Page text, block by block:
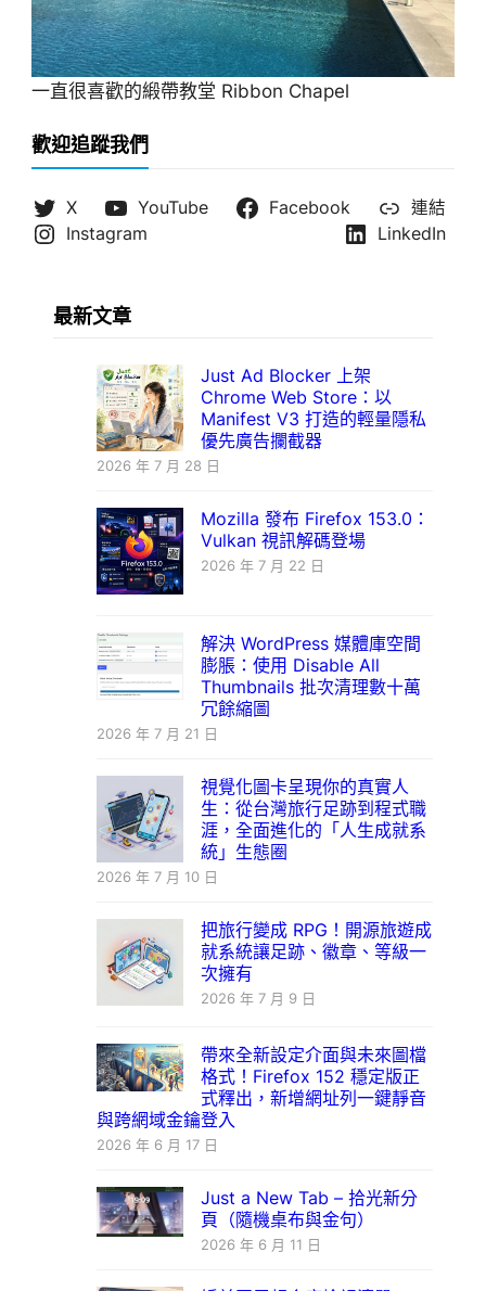
一直很喜歡的緞帶教堂 Ribbon Chapel
歡迎追蹤我們
X YouTube Facebook
連結
Instagram
LinkedIn
最新文章
Just Ad Blocker 上架
Chrome Web Store：以
Manifest V3 打造的輕量隱私
優先廣告攔截器
2026 年 7 月 28 日
Mozilla 發布 Firefox 153.0：
Vulkan 視訊解碼登場
2026 年 7 月 22 日
解決 WordPress 媒體庫空間
膨脹：使用 Disable All
Thumbnails 批次清理數十萬
冗餘縮圖
2026 年 7 月 21 日
視覺化圖卡呈現你的真實人
生：從台灣旅行足跡到程式職
涯，全面進化的「人生成就系
統」生態圈
2026 年 7 月 10 日
把旅行變成 RPG！開源旅遊成
就系統讓足跡、徽章、等級一
次擁有
2026 年 7 月 9 日
帶來全新設定介面與未來圖檔
格式！Firefox 152 穩定版正
式釋出，新增網址列一鍵靜音
與跨網域金鑰登入
2026 年 6 月 17 日
Just a New Tab – 拾光新分
頁（隨機桌布與金句）
2026 年 6 月 11 日